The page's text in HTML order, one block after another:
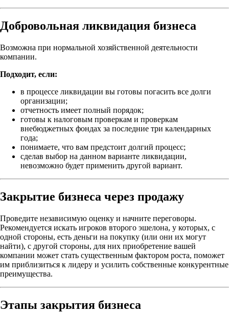
Добровольная ликвидация бизнеса
Возможна при нормальной хозяйственной деятельности
компании.
Подходит, если:
в процессе ликвидации вы готовы погасить все долги
организации;
отчетность имеет полный порядок;
готовы к налоговым проверкам и проверкам
внебюджетных фондах за последние три календарных
года;
понимаете, что вам предстоит долгий процесс;
сделав выбор на данном варианте ликвидации,
невозможно будет применить другой вариант.
Закрытие бизнеса через продажу
Проведите независимую оценку и начните переговоры.
Рекомендуется искать игроков второго эшелона, у которых, с
одной стороны, есть деньги на покупку (или они их могут
найти), с другой стороны, для них приобретение вашей
компании может стать существенным фактором роста, поможет
им приблизиться к лидеру и усилить собственные конкурентные
преимущества.
Этапы закрытия бизнеса